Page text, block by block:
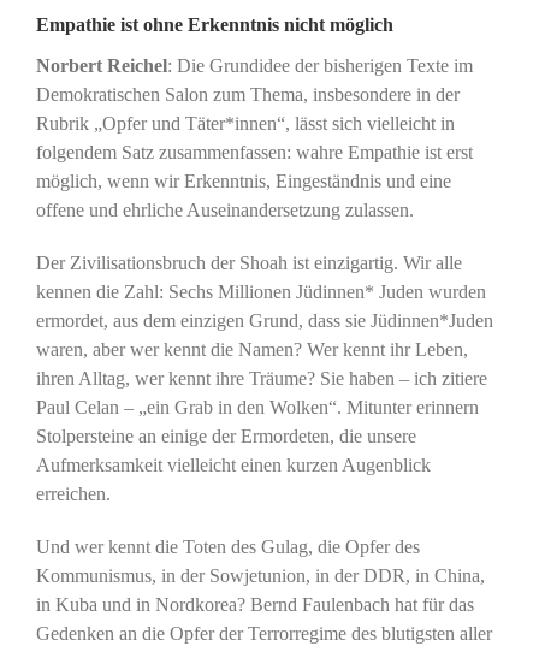
Empathie ist ohne Erkenntnis nicht möglich
Norbert Reichel: Die Grundidee der bisherigen Texte im
Demokratischen Salon zum Thema, insbesondere in der
Rubrik „Opfer und Täter*innen“, lässt sich vielleicht in
folgendem Satz zusammenfassen: wahre Empathie ist erst
möglich, wenn wir Erkenntnis, Eingeständnis und eine
offene und ehrliche Auseinandersetzung zulassen.
Der Zivilisationsbruch der Shoah ist einzigartig. Wir alle
kennen die Zahl: Sechs Millionen Jüdinnen* Juden wurden
ermordet, aus dem einzigen Grund, dass sie Jüdinnen*Juden
waren, aber wer kennt die Namen? Wer kennt ihr Leben,
ihren Alltag, wer kennt ihre Träume? Sie haben – ich zitiere
Paul Celan – „ein Grab in den Wolken“. Mitunter erinnern
Stolpersteine an einige der Ermordeten, die unsere
Aufmerksamkeit vielleicht einen kurzen Augenblick
erreichen.
Und wer kennt die Toten des Gulag, die Opfer des
Kommunismus, in der Sowjetunion, in der DDR, in China,
in Kuba und in Nordkorea? Bernd Faulenbach hat für das
Gedenken an die Opfer der Terrorregime des blutigsten aller